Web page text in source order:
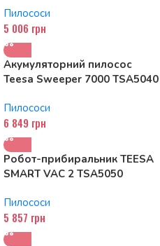
Пилососи
5 006 грн
Акумуляторний пилосос
Teesa Sweeper 7000 TSA5040
Пилососи
6 849 грн
Робот-прибиральник TEESA
SMART VAC 2 TSA5050
Пилососи
5 857 грн